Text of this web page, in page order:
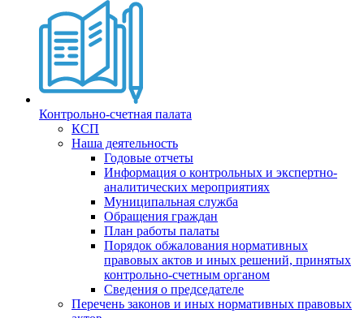
Контрольно-счетная палата
КСП
Наша деятельность
Годовые отчеты
Информация о контрольных и экспертно-
аналитических мероприятиях
Муниципальная служба
Обращения граждан
План работы палаты
Порядок обжалования нормативных
правовых актов и иных решений, принятых
контрольно-счетным органом
Сведения о председателе
Перечень законов и иных нормативных правовых